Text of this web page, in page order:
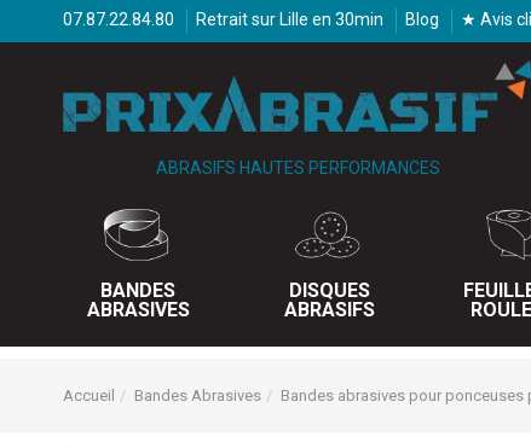
07.87.22.84.80 Retrait sur Lille en 30min Blog ★ Avis
ABRASIFS HAUTES PERFORMANCES
BANDES
ABRASIVES
DISQUES
ABRASIFS
Accueil Bandes Abrasives Bandes abrasives pour ponceuses